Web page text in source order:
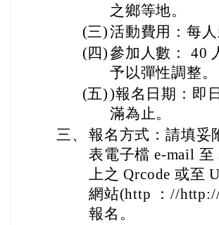
之鄉等地。
(三)活動費用：每
(四)參加人數： 40
予以彈性調整。
(五))報名日期：即
滿為止。
三、 報名方式：請填妥
表電子檔 e-mail
上之 Qrcode 或至
網站(http ：//
報名。